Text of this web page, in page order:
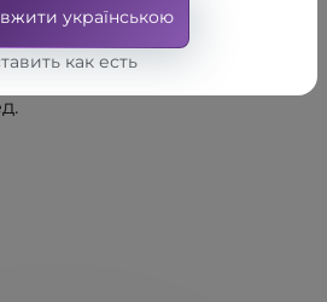
боль, неуверенность и поис
ORTOS не просто про
українською
как есть